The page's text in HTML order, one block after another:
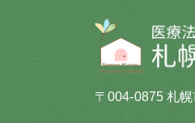
〒004-0875 札